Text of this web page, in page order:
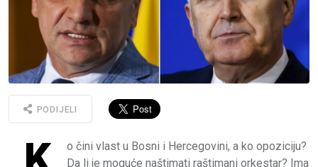
PODIJELI
o čini vlast u Bosni i Hercegovini, a ko opoziciju?
Da li je moguće naštimati raštimani orkestar? Ima